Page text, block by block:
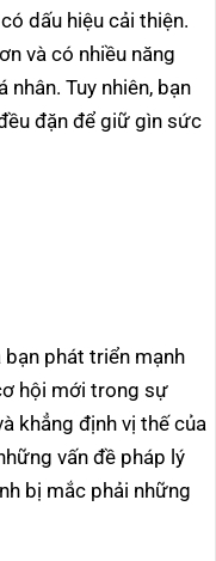
dấu hiệu cải thiện.
và có nhiều năng
Tuy nhiên, bạn
đặn để giữ gìn sức
phát triển mạnh
hội mới trong sự
khẳng định vị thế của
vấn đề pháp lý
bị mắc phải những